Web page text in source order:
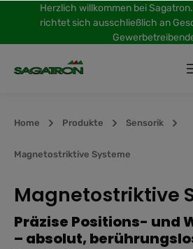
springen
Herzlich willkommen bei
richtet sich ausschließlich an
Home Produkte Sensorik
Magnetostriktive Systeme
Magnetostriktive
Präzise Positions- und
– absolut,